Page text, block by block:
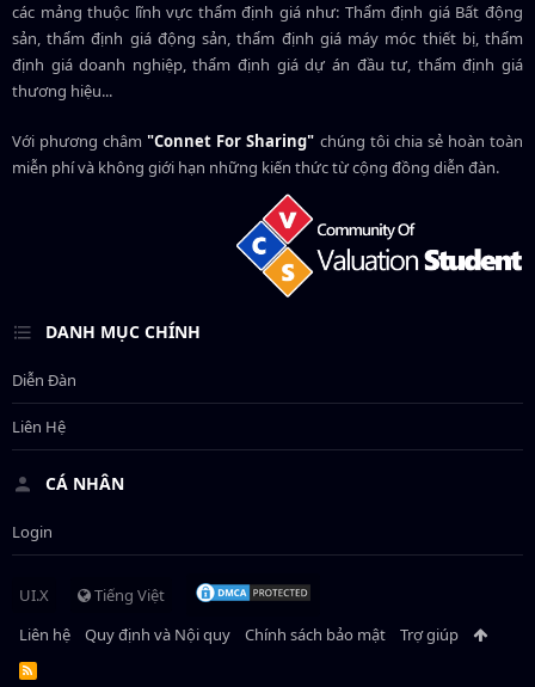
các mảng thuộc lĩnh vực thẩm định giá như: Thẩm định giá Bất động
sản, thẩm định giá động sản, thẩm định giá máy móc thiết bị, thẩm
định giá doanh nghiệp, thẩm định giá dự án đầu tư, thẩm định giá
thương hiệu...
Với phương châm"Connet For Sharing" chúng tôi chia sẻ hoàn toàn
miễn phí và không giới hạn những kiến thức từ cộng đồng diễn đàn.
DANH MỤC CHÍNH
Diễn Đàn
Liên Hệ
CÁ NHÂN
Login
UI.X
Tiếng Việt
Liên hệ
Quy định và Nội quy Chính sách bảo mật Trợ giúp
R